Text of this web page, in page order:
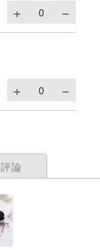
評論